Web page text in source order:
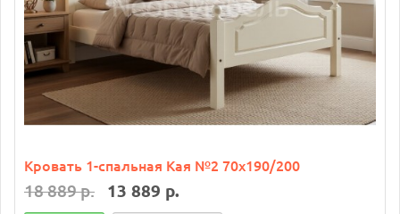
Кровать 1-спальная Кая №2 70х190/200
18 889 р. 13 889 р.